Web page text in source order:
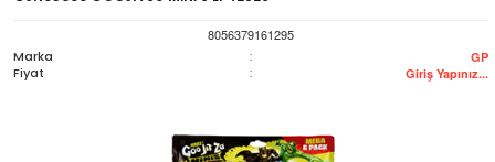
8056379161295
Marka
: GP
Fiyat : Giriş Yapınız...